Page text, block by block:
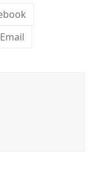
Email